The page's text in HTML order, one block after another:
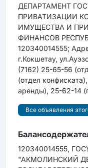
ДЕПАРТАМЕНТ
ПРИВАТИЗАЦИИ
ИМУЩЕСТВА И
ФИНАНСОВ
120340014555;
г.Кокшетау,
(7162) 25-65-56
(отдел
аренды), 25-62-14
Все объявления
120340014555,
"АКМОЛИНСКИЙ